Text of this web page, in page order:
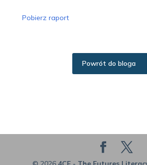
Pobierz raport
Powrót do bloga